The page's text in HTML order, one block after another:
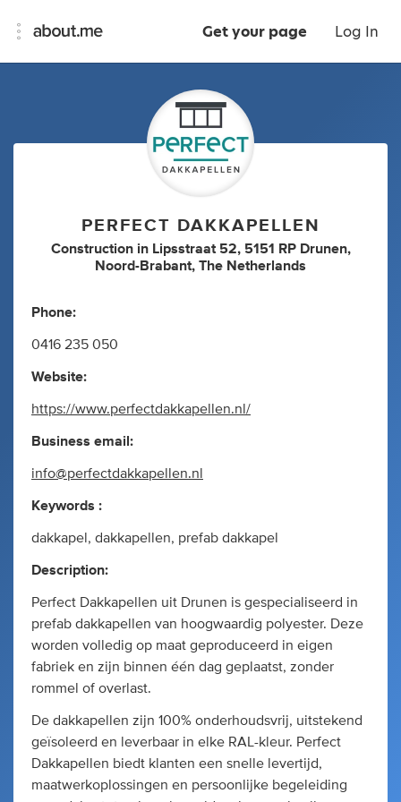
Get your page Log In
PERFECT DAKKAPELLEN
Construction in Lipsstraat 52, 5151 RP Drunen,
Noord-Brabant, The Netherlands
Phone:
0416 235 050
Website:
https://www.perfectdakkapellen.nl/
Business email:
info@perfectdakkapellen.nl
Keywords :
dakkapel, dakkapellen, prefab dakkapel
Description:
Perfect Dakkapellen uit Drunen is gespecialiseerd in
prefab dakkapellen van hoogwaardig polyester. Deze
worden volledig op maat geproduceerd in eigen
fabriek en zijn binnen één dag geplaatst, zonder
rommel of overlast.
De dakkapellen zijn 100% onderhoudsvrij, uitstekend
geïsoleerd en leverbaar in elke RAL-kleur. Perfect
Dakkapellen biedt klanten een snelle levertijd,
maatwerkoplossingen en persoonlijke begeleiding